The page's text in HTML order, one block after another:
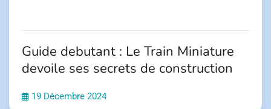
Guide debutant : Le Train Miniature
devoile ses secrets de construction
19 Décembre 2024